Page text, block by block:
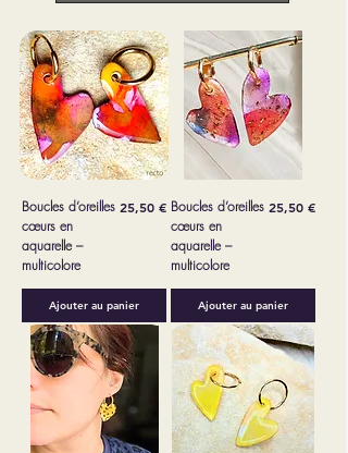
Boucles d’oreilles
cœurs en
aquarelle –
multicolore
Prix
25,50 €
Ajouter au panier
Boucles d’oreilles
cœurs en
aquarelle –
multicolore
Prix
25,50 €
Ajouter au panier